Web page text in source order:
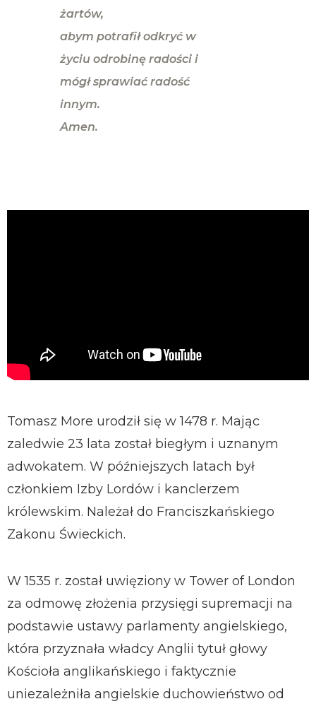
żartów,
abym potrafił odkryć w
życiu odrobinę radości i
mógł sprawiać radość
innym.
Amen.
Tomasz More urodził się w 1478 r. Mając
zaledwie 23 lata został biegłym i uznanym
adwokatem. W późniejszych latach był
członkiem Izby Lordów i kanclerzem
królewskim. Należał do Franciszkańskiego
Zakonu Świeckich.
W 1535 r. został uwięziony w Tower of London
za odmowę złożenia przysięgi supremacji na
podstawie ustawy parlamenty angielskiego,
która przyznała władcy Anglii tytuł głowy
Kościoła anglikańskiego i faktycznie
uniezależniła angielskie duchowieństwo od